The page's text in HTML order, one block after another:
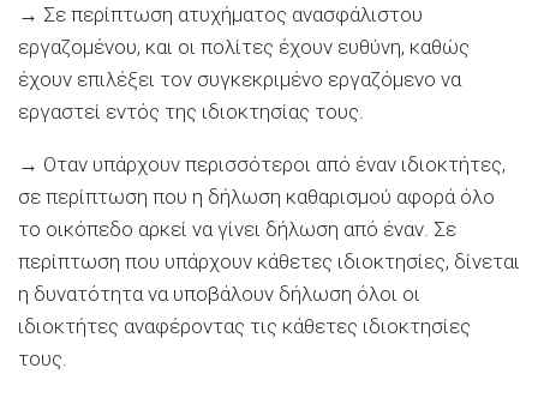
→ Σε περίπτωση ατυχήματος ανασφάλιστου
εργαζομένου, και οι πολίτες έχουν ευθύνη, καθώς
έχουν επιλέξει τον συγκεκριμένο εργαζόμενο να
εργαστεί εντός της ιδιοκτησίας τους.
→ Οταν υπάρχουν περισσότεροι από έναν ιδιοκτήτες,
σε περίπτωση που η δήλωση καθαρισμού αφορά όλο
το οικόπεδο αρκεί να γίνει δήλωση από έναν. Σε
περίπτωση που υπάρχουν κάθετες ιδιοκτησίες, δίνεται
η δυνατότητα να υποβάλουν δήλωση όλοι οι
ιδιοκτήτες αναφέροντας τις κάθετες ιδιοκτησίες
τους.